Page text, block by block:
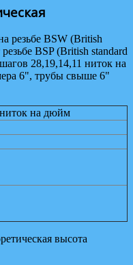
резьбе BSW (British
BSP (British standard
28,19,14,11 ниток на
6", трубы свыше 6"
на дюйм
высота